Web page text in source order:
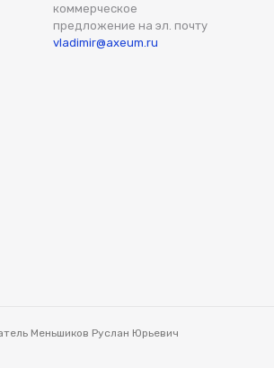
коммерческое
предложение на эл. почту
vladimir@axeum.ru
Меньшиков Руслан Юрьевич